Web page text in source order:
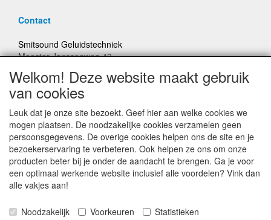
Contact
Smitsound Geluidstechniek
Meester Janssenweg 43
E-mail: info@smitsound.nl
Telefoon: +31-(0)6-22256322
Bestellingen binnen Nederland, ongeacht gewicht, verstuurd
voor € 6,95
Prijzen inclusief 21% BTW, tenzij anders vermeldt
Welkom! Deze website maakt gebruik
van cookies
Leuk dat je onze site bezoekt. Geef hier aan welke cookies we
mogen plaatsen. De noodzakelijke cookies verzamelen geen
persoonsgegevens. De overige cookies helpen ons de site en je
bezoekerservaring te verbeteren. Ook helpen ze ons om onze
producten beter bij je onder de aandacht te brengen. Ga je voor
een optimaal werkende website inclusief alle voordelen? Vink dan
alle vakjes aan!
Noodzakelijk Voorkeuren Statistieken